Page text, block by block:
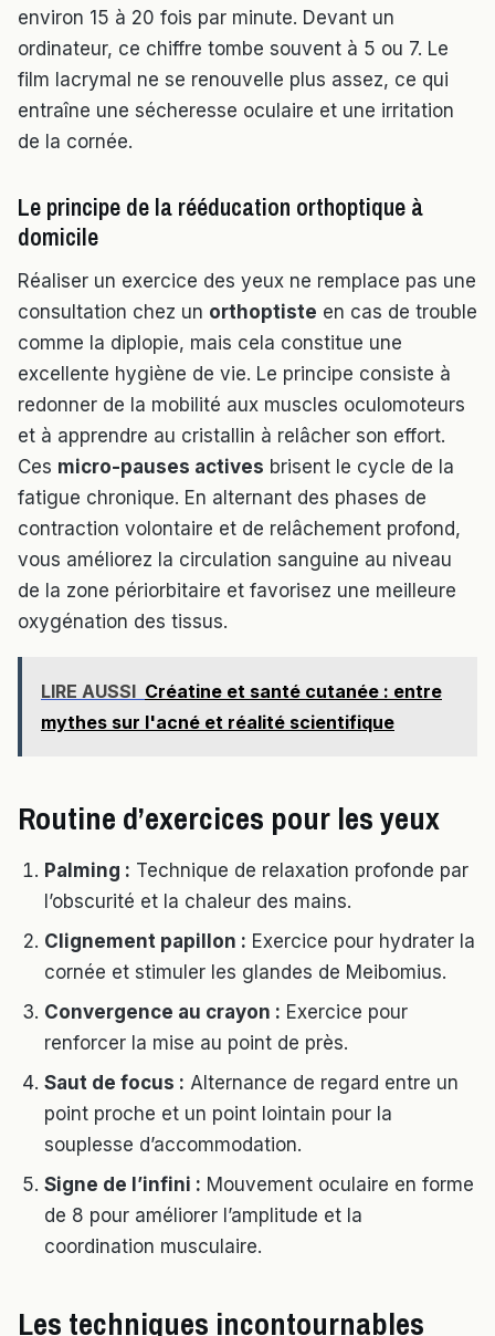
environ 15 à 20 fois par minute. Devant un
ordinateur, ce chiffre tombe souvent à 5 ou 7. Le
film lacrymal ne se renouvelle plus assez, ce qui
entraîne une sécheresse oculaire et une irritation
de la cornée.
Le principe de la rééducation orthoptique à
domicile
Réaliser un exercice des yeux ne remplace pas une
consultation chez un orthoptiste en cas de trouble
comme la diplopie, mais cela constitue une
excellente hygiène de vie. Le principe consiste à
redonner de la mobilité aux muscles oculomoteurs
et à apprendre au cristallin à relâcher son effort.
Ces micro-pauses actives brisent le cycle de la
fatigue chronique. En alternant des phases de
contraction volontaire et de relâchement profond,
vous améliorez la circulation sanguine au niveau
de la zone périorbitaire et favorisez une meilleure
oxygénation des tissus.
LIRE AUSSI Créatine et santé cutanée : entre
mythes sur l'acné et réalité scientifique
Routine d’exercices pour les yeux
Palming : Technique de relaxation profonde par
l’obscurité et la chaleur des mains.
Clignement papillon : Exercice pour hydrater la
cornée et stimuler les glandes de Meibomius.
Convergence au crayon : Exercice pour
renforcer la mise au point de près.
Saut de focus : Alternance de regard entre un
point proche et un point lointain pour la
souplesse d’accommodation.
Signe de l’infini : Mouvement oculaire en forme
de 8 pour améliorer l’amplitude et la
coordination musculaire.
Les techniques incontournables